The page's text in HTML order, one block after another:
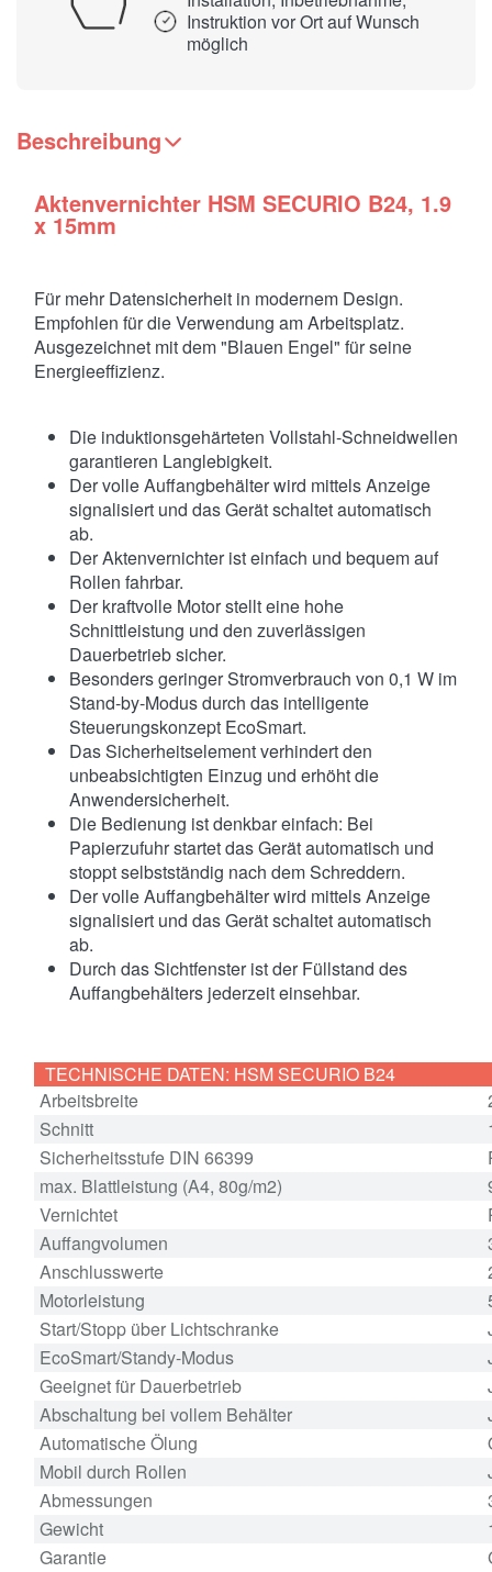
Instruktion vor Ort auf Wunsch
möglich
Beschreibung
Aktenvernichter HSM SECURIO B24, 1.9
x 15mm
Für mehr Datensicherheit in modernem Design.
Empfohlen für die Verwendung am Arbeitsplatz.
Ausgezeichnet mit dem "Blauen Engel" für seine
Energieeffizienz.
Die induktionsgehärteten Vollstahl-Schneidwellen
garantieren Langlebigkeit.
Der volle Auffangbehälter wird mittels Anzeige
signalisiert und das Gerät schaltet automatisch
ab.
Der Aktenvernichter ist einfach und bequem auf
Rollen fahrbar.
Der kraftvolle Motor stellt eine hohe
Schnittleistung und den zuverlässigen
Dauerbetrieb sicher.
Besonders geringer Stromverbrauch von 0,1 W im
Stand-by-Modus durch das intelligente
Steuerungskonzept EcoSmart.
Das Sicherheitselement verhindert den
unbeabsichtigten Einzug und erhöht die
Anwendersicherheit.
Die Bedienung ist denkbar einfach: Bei
Papierzufuhr startet das Gerät automatisch und
stoppt selbstständig nach dem Schreddern.
Der volle Auffangbehälter wird mittels Anzeige
signalisiert und das Gerät schaltet automatisch
ab.
Durch das Sichtfenster ist der Füllstand des
Auffangbehälters jederzeit einsehbar.
TECHNISCHE DATEN: HSM SECURIO B24
Arbeitsbreite
Schnitt
Sicherheitsstufe DIN 66399
max. Blattleistung (A4, 80g/m2)
Vernichtet
Auffangvolumen
Anschlusswerte
Motorleistung
Start/Stopp über Lichtschranke
EcoSmart/Standy-Modus
Geeignet für Dauerbetrieb
Abschaltung bei vollem Behälter
Automatische Ölung
Mobil durch Rollen
Abmessungen
Gewicht
Garantie